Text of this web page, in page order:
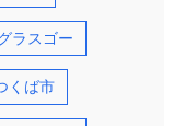
ラスゴー
くば市